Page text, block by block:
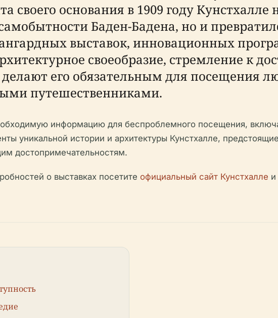
своего основания в 1909 году Кунстхалле
Баден-Бадена, но и
выставок, инновационных
своеобразие, стремление к
его обязательным для посещения
путешественниками.
информацию для беспроблемного посещения,
уникальной истории и архитектуры Кунстхалле,
достопримечательностям.
о выставках посетите официальный сайт Кунстхалле и